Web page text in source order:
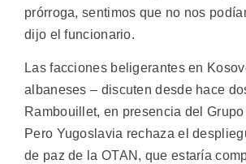
prórroga, sentimos que no nos
dijo el funcionario.
Las facciones beligerantes en
albaneses – discuten desde hace
Rambouillet, en presencia del
Pero Yugoslavia rechaza el
de paz de la OTAN, que estaría